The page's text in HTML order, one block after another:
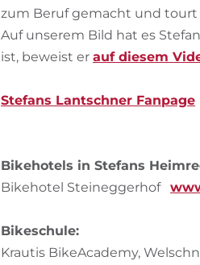
zum Beruf gemacht und tourt
Auf unserem Bild hat es
ist, beweist er auf diesem
Stefans Lantschner Fanpage
Bikehotels in Stefans
Bikehotel Steineggerhof
Bikeschule:
Krautis BikeAcademy,